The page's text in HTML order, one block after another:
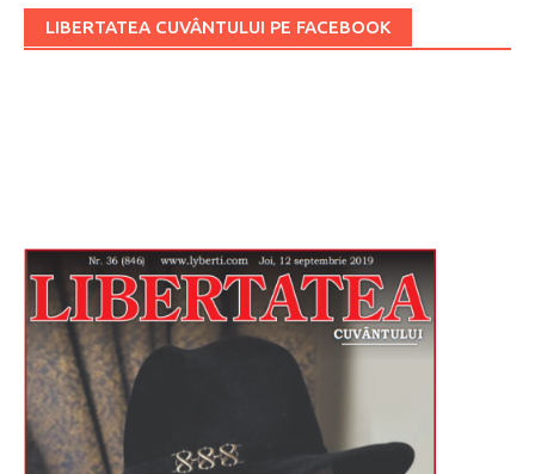
LIBERTATEA CUVÂNTULUI PE FACEBOOK